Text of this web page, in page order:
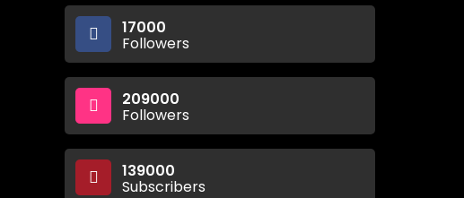
17000
Followers
209000
Followers
139000
Subscribers